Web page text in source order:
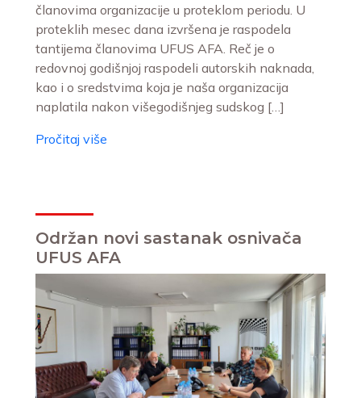
članovima organizacije u proteklom periodu. U
proteklih mesec dana izvršena je raspodela
tantijema članovima UFUS AFA. Reč je o
redovnoj godišnjoj raspodeli autorskih naknada,
kao i o sredstvima koja je naša organizacija
naplatila nakon višegodišnjeg sudskog […]
Pročitaj više
Održan novi sastanak osnivača
UFUS AFA